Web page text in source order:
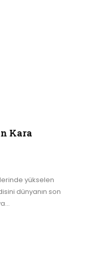
Kara
yükselen
dünyanın son
…